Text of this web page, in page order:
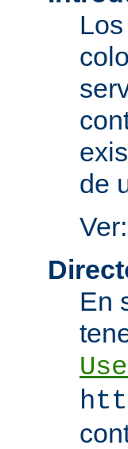
de
Ver:
En